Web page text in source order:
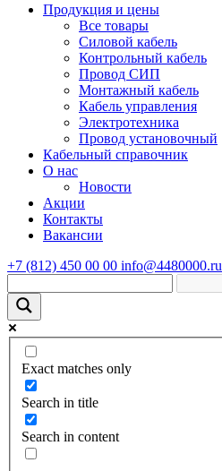
Продукция и цены
Все товары
Силовой кабель
Контрольный кабель
Провод СИП
Монтажный кабель
Кабель управления
Электротехника
Провод установочный
Кабельный справочник
О нас
Новости
Акции
Контакты
Вакансии
+7 (812) 450 00 00 info@4480000.ru
Exact matches only
Search in title
Search in content